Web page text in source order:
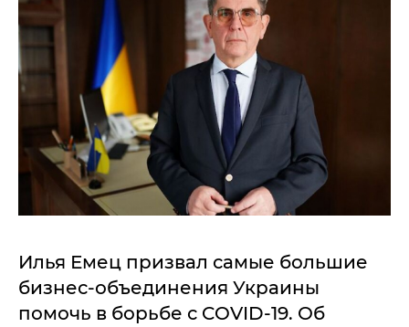
Илья Емец призвал самые большие
бизнес-объединения Украины
помочь в борьбе с COVID-19. Об